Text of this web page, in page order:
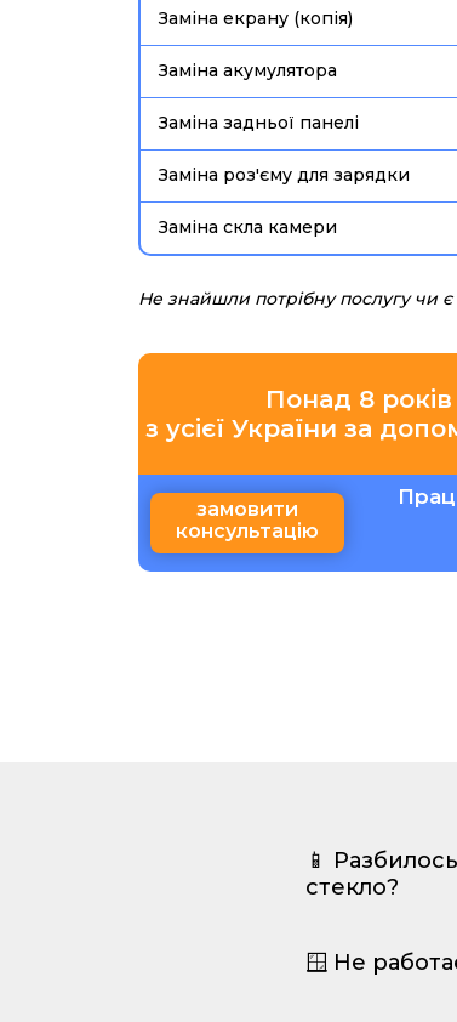
Заміна екрану (копія)
Заміна акумулятора
Заміна задньої панелі
Заміна роз'єму для зарядки
Заміна скла камери
Не знайшли потрібну послугу чи є
Понад 8 років
з усієї України за
замовити
консультацію
📱
стекло?
🪟 Не